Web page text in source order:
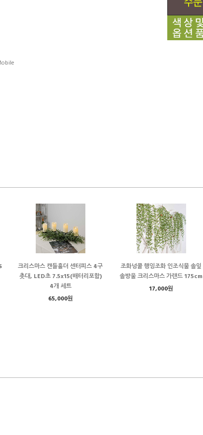
크리스마스 캔들홀더 센터피스 4구
촛대, LED초 7.5x15(배터리포함)
4개 세트
65,000원
조화넝쿨 행잉조화 인조식물 솔잎
솔방울 크리스마스 가랜드 175cm
17,000원